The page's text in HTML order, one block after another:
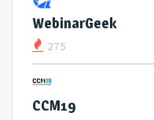
WebinarGeek
275
CCM19